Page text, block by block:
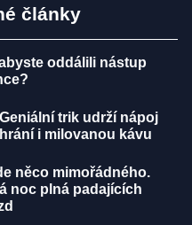
články
oddálili nástup
trik udrží nápoj
i milovanou kávu
něco mimořádného.
noc plná padajících